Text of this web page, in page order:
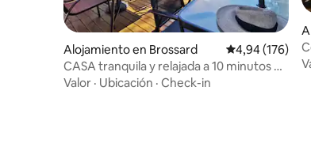
Alojamiento en Brossard Calificación
4,94 (176)
CASA tranquila y relajada a 10 minutos de
DT/NUEVA PISCINA/Estacionamiento
Valor · Ubicación · Check-in
y